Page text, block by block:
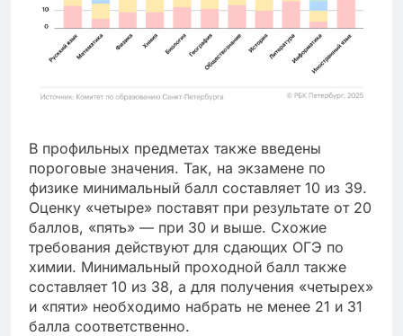
В профильных предметах также введены
пороговые значения. Так, на экзамене по
физике минимальный балл составляет 10 из 39.
Оценку «четыре» поставят при результате от 20
баллов, «пять» — при 30 и выше. Схожие
требования действуют для сдающих ОГЭ по
химии. Минимальный проходной балл также
составляет 10 из 38, а для получения «четырех»
и «пяти» необходимо набрать не менее 21 и 31
балла соответственно.